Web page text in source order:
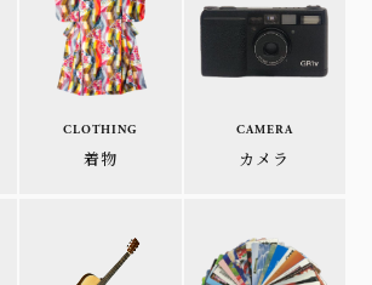
CLOTHING
着物
CAMERA
カメラ